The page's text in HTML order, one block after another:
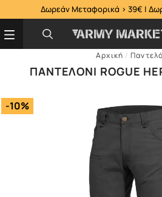
Δωρεάν Μεταφορικά > 39€ |
Αρχική /
ΠΑΝΤΕΛΌΝΙ ROGUE
-10%